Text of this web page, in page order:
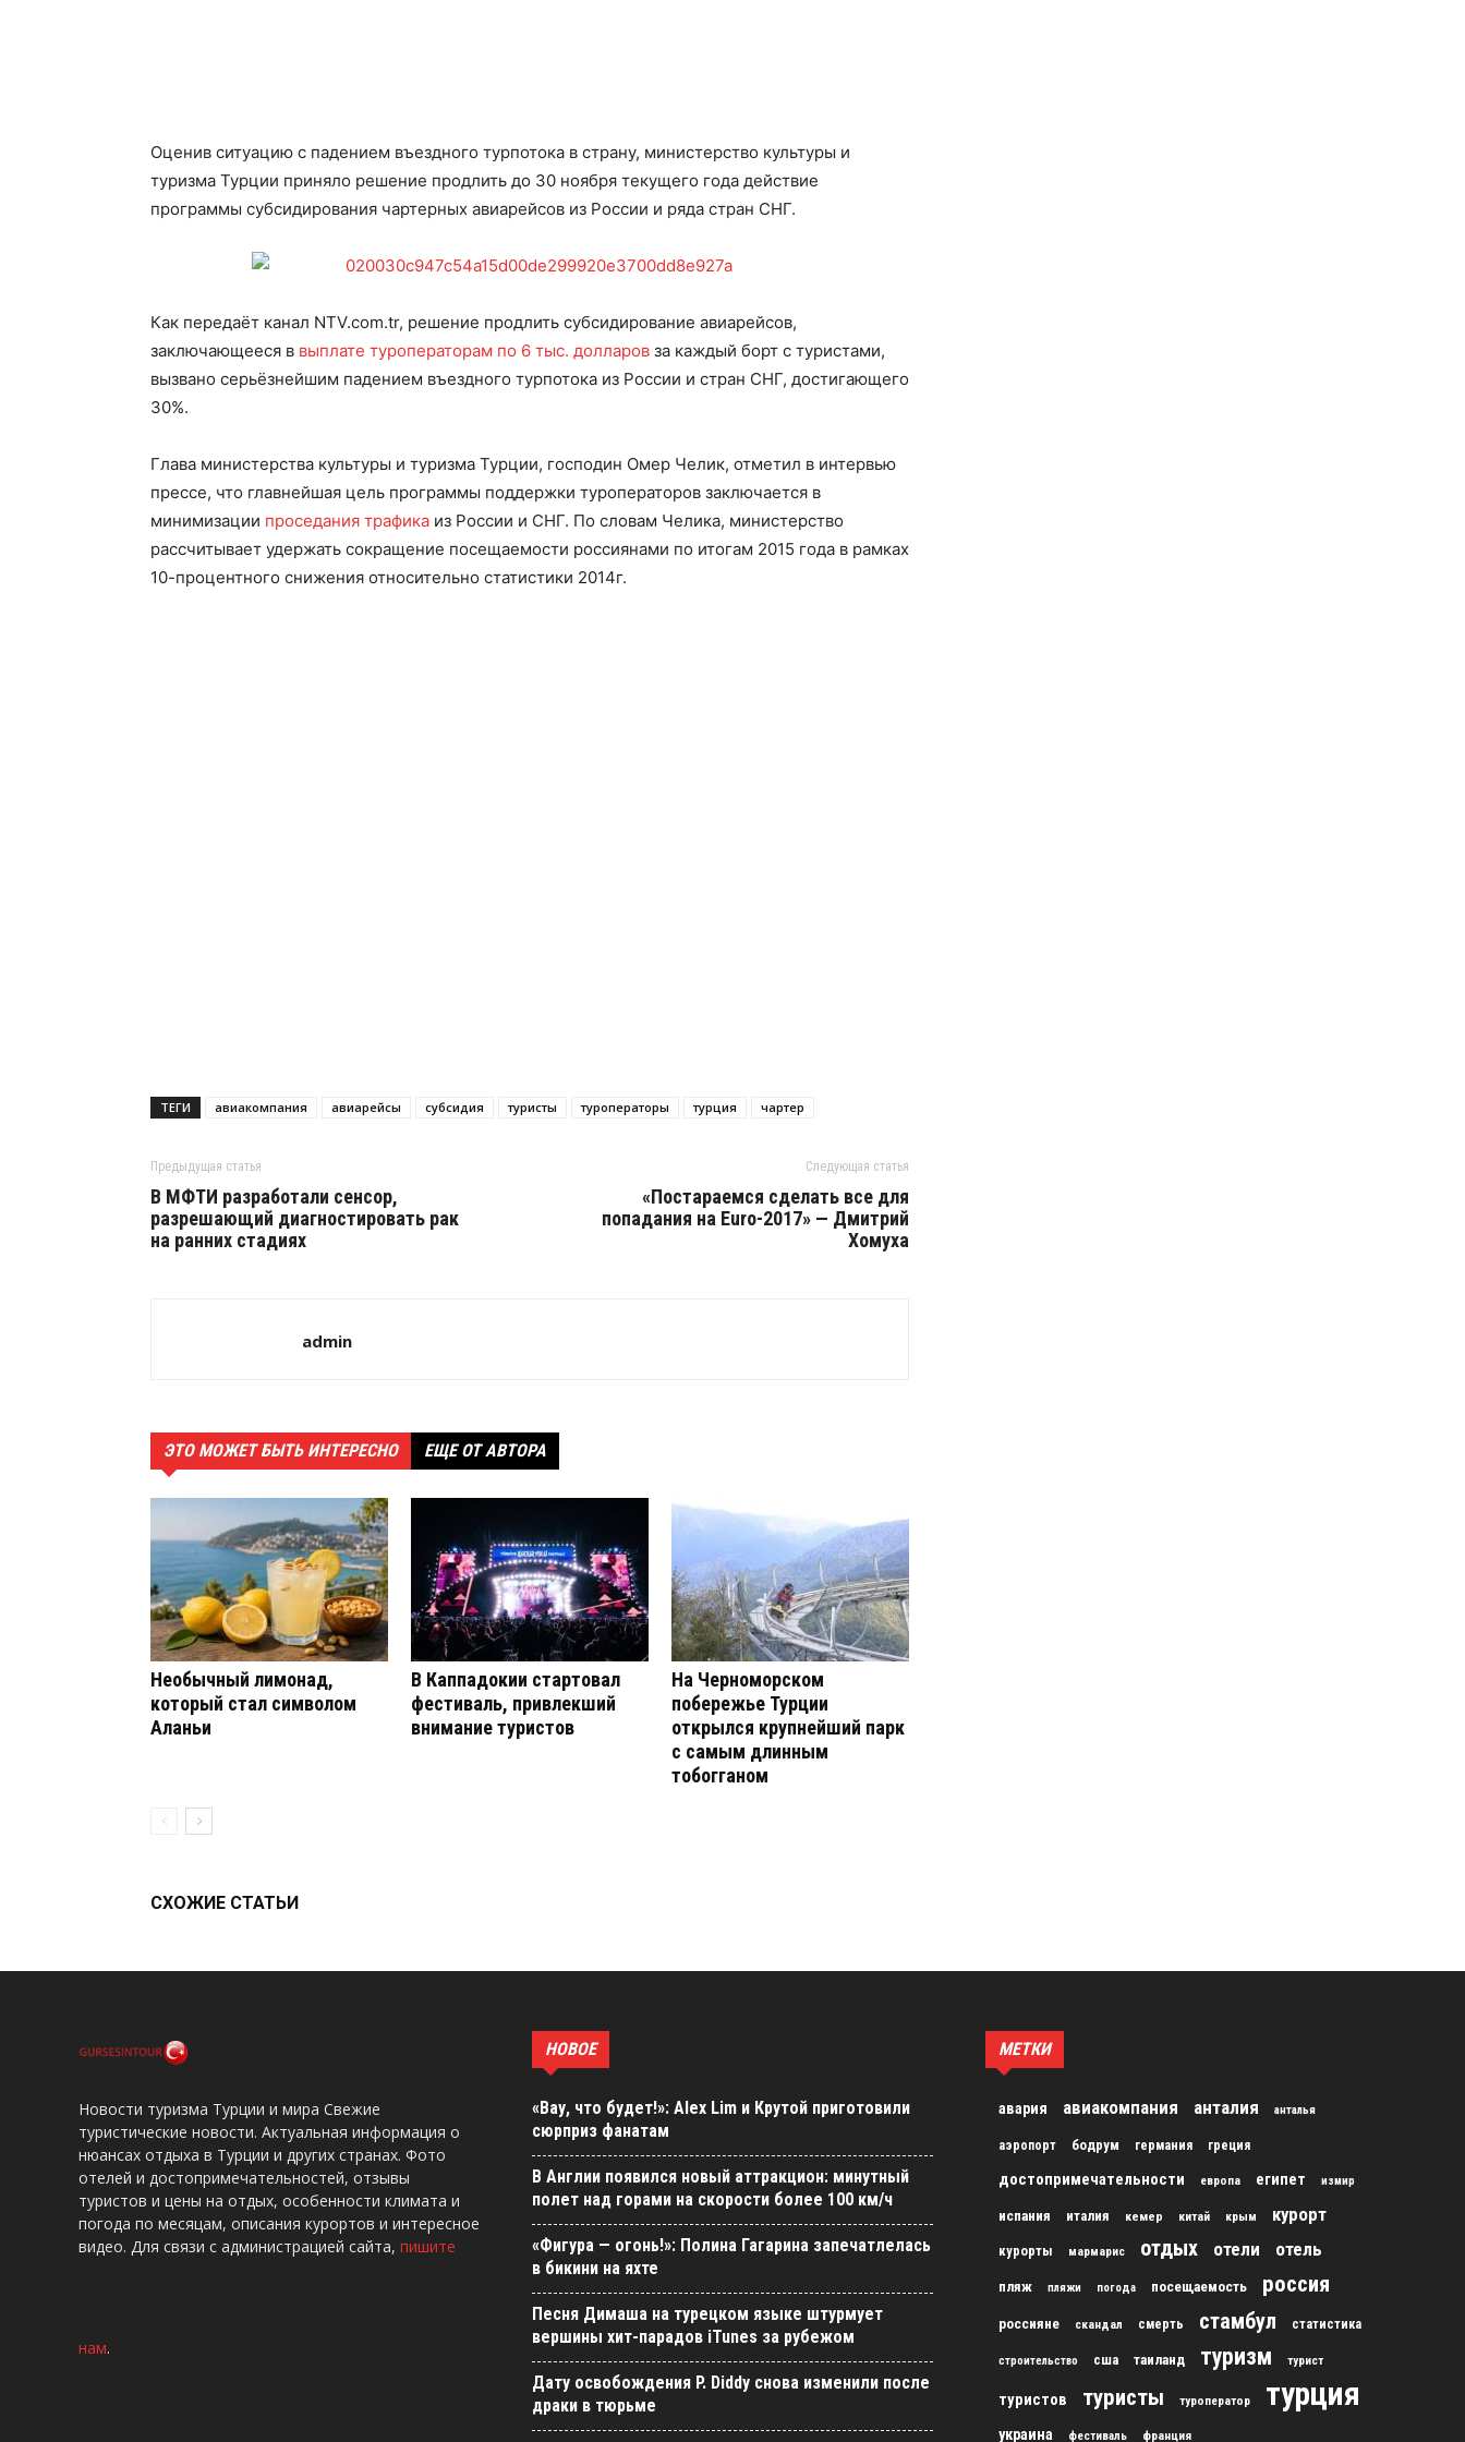
Оценив ситуацию с падением въездного турпотока в страну, министерство культуры и
туризма Турции приняло решение продлить до 30 ноября текущего года действие
программы субсидирования чартерных авиарейсов из России и ряда стран СНГ.
Как передаёт канал NTV.com.tr, решение продлить субсидирование авиарейсов,
заключающееся в выплате туроператорам по 6 тыс. долларов за каждый борт с туристами,
вызвано серьёзнейшим падением въездного турпотока из России и стран СНГ, достигающего
30%.
Глава министерства культуры и туризма Турции, господин Омер Челик, отметил в интервью
прессе, что главнейшая цель программы поддержки туроператоров заключается в
минимизации проседания трафика из России и СНГ. По словам Челика, министерство
рассчитывает удержать сокращение посещаемости россиянами по итогам 2015 года в рамках
10-процентного снижения относительно статистики 2014г.
ТЕГИ авиакомпания авиарейсы субсидия туристы туроператоры турция чартер
Предыдущая статья
В МФТИ разработали сенсор,
разрешающий диагностировать рак
на ранних стадиях
Следующая статья
«Постараемся сделать все для
попадания на Euro-2017» — Дмитрий
Хомуха
admin
ЭТО МОЖЕТ БЫТЬ ИНТЕРЕСНО ЕЩЕ ОТ АВТОРА
Необычный лимонад,
который стал символом
Аланьи
В Каппадокии стартовал
фестиваль, привлекший
внимание туристов
На Черноморском
побережье Турции
открылся крупнейший парк
с самым длинным
тобогганом
СХОЖИЕ СТАТЬИ
Новости туризма Турции и мира Свежие
туристические новости. Актуальная информация о
нюансах отдыха в Турции и других странах. Фото
отелей и достопримечательностей, отзывы
туристов и цены на отдых, особенности климата и
погода по месяцам, описания курортов и интересное
видео. Для связи с администрацией сайта, пишите
нам.
НОВОЕ
«Вау, что будет!»: Alex Lim и Крутой приготовили
сюрприз фанатам
В Англии появился новый аттракцион: минутный
полет над горами на скорости более 100 км/ч
«Фигура — огонь!»: Полина Гагарина запечатлелась
в бикини на яхте
Песня Димаша на турецком языке штурмует
вершины хит-парадов iTunes за рубежом
Дату освобождения P. Diddy снова изменили после
драки в тюрьме
МЕТКИ
авария авиакомпания анталия анталья
аэропорт бодрум германия греция
достопримечательности европа египет измир
испания италия кемер китай крым курорт
курорты мармарис отдых отели отель
пляж пляжи погода посещаемость россия
россияне скандал смерть стамбул статистика
строительство сша таиланд туризм турист
туристов туристы туроператор турция
украина фестиваль франция